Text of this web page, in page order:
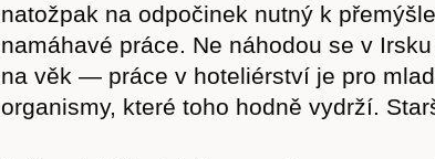
natožpak na odpočinek nutný k
namáhavé práce. Ne náhodou se v
na věk — práce v hoteliérství je pro
organismy, které toho hodně vydrží.